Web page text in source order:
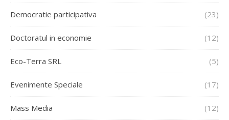
Democratie participativa (23)
Doctoratul in economie (12)
Eco-Terra SRL (5)
Evenimente Speciale (17)
Mass Media (12)